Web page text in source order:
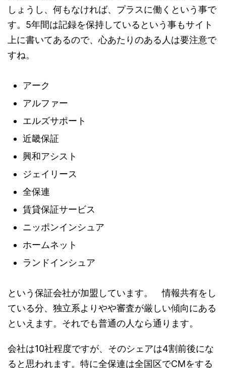
しょうし、何もなければ、プラスに働くという事で
す。5年間は記録を保持しているという事もサイト
上に書いてあるので、心あたりのある人は要注意で
すね。
アーク
アルファー
エルズサポート
近畿保証
興和アシスト
ジェイリース
全保連
賃貸保証サービス
ニッポンインシュア
ホームネット
ランドインシュア
という保証会社が加盟しています。 情報共有をし
ている分、独立系よりやや審査が厳しい傾向にある
といえます。それでも普通の人なら通ります。
会社は10社程度ですが、そのシェアは4割前後にな
ると思われます。特に全保連は全国区でCMをする